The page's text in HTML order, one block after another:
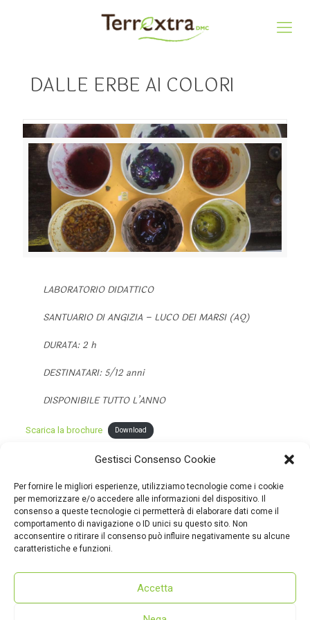
Gestisci Consenso Cookie
Per fornire le migliori esperienze, utilizziamo tecnologie come i cookie
per memorizzare e/o accedere alle informazioni del dispositivo. Il
consenso a queste tecnologie ci permetterà di elaborare dati come il
comportamento di navigazione o ID unici su questo sito. Non
acconsentire o ritirare il consenso può influire negativamente su alcune
caratteristiche e funzioni.
Accetta
DALLE ERBE AI COLORI
LABORATORIO DIDATTICO
SANTUARIO DI ANGIZIA – LUCO DEI MARSI (AQ)
DURATA: 2 h
DESTINATARI: 5/12 anni
DISPONIBILE TUTTO L’ANNO
Scarica la brochure Download
rendere onore ad Angizia, la dea di questi luoghi sacri.
INFORMAZIONI E PRENOTAZIONI
info@dmcmarsica.it e 3668958516